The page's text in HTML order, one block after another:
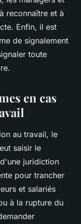
reconnaître et à
Enfin, il est
de signalement
toute
en cas
au travail, le
saisir le
juridiction
pour trancher
et salariés
à la rupture du